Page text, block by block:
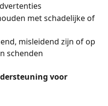
met schadelijke of
misleidend zijn of op
schenden
voor